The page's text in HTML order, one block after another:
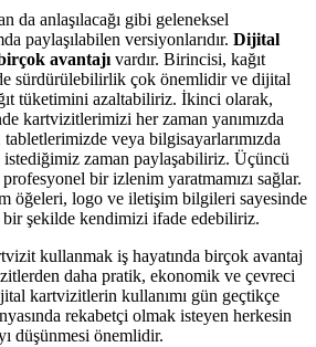
da anlaşılacağı gibi geleneksel
paylaşılabilen versiyonlarıdır. Dijital
avantajı vardır. Birincisi, kağıt
sürdürülebilirlik çok önemlidir ve dijital
tüketimini azaltabiliriz. İkinci olarak,
kartvizitlerimizi her zaman yanımızda
tabletlerimizde veya bilgisayarlarımızda
zaman paylaşabiliriz. Üçüncü
bir izlenim yaratmamızı sağlar.
öğeleri, logo ve iletişim bilgileri sayesinde
şekilde kendimizi ifade edebiliriz.
kullanmak iş hayatında birçok avantaj
daha pratik, ekonomik ve çevreci
kartvizitlerin kullanımı gün geçtikçe
rekabetçi olmak isteyen herkesin
düşünmesi önemlidir.